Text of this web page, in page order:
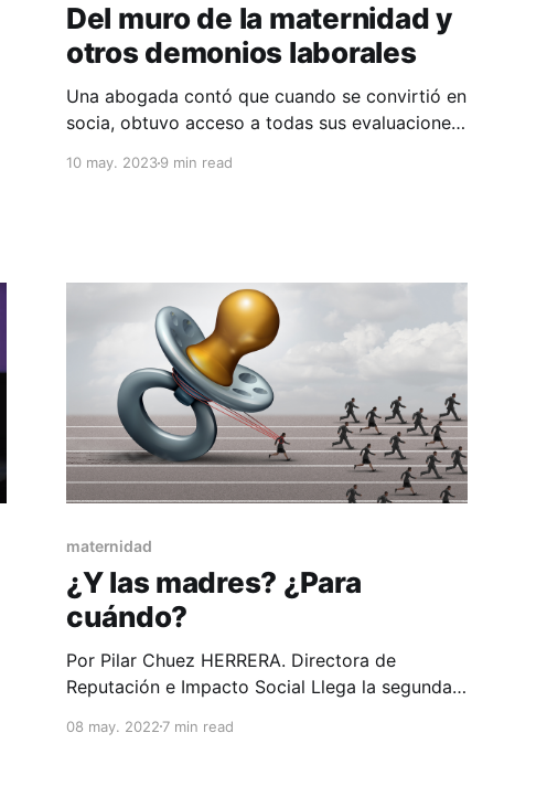
Del muro de la maternidad y
otros demonios laborales
Una abogada contó que cuando se convirtió en
socia, obtuvo acceso a todas sus evaluaciones
como asociada, se había perdido una reunión
10 may. 20239 min read
maternidad
¿Y las madres? ¿Para
cuándo?
Por Pilar Chuez HERRERA. Directora de
Reputación e Impacto Social Llega la segunda
todo lo bonito de la maternidad deseada. Se
08 may. 20227 min read